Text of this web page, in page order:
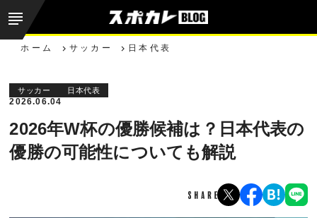
ホーム サッカー 日本代表
サッカー 日本代表
2026.06.04
2026年W杯の優勝候補は？日本代表の
優勝の可能性についても解説